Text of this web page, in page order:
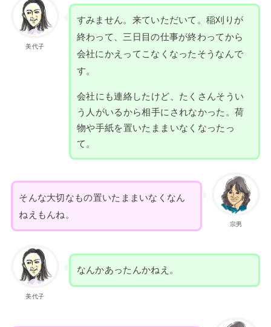
美代子
すみません。来ていただいて。稲刈りが
終わって、三日目の仕事が終わってから
会社にかえってこなくなったそうなんで
す。
会社にも連絡したけど、たくさんそうい
う人がいるから相手にされなかった。荷
物や手紙を置いたままいなくなったっ
て。
宗男
そんな大切なもの置いたままいなくなん
ねえもんね。
美代子
なんかあったんかねえ。